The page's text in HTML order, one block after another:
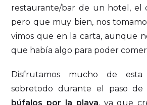
restaurante/bar de un hotel, el
pero que muy bien, nos
vimos que en la carta, aunque
que había algo para poder
Disfrutamos mucho de esta
sobretodo durante el paso de
búfalos por la playa, ya que